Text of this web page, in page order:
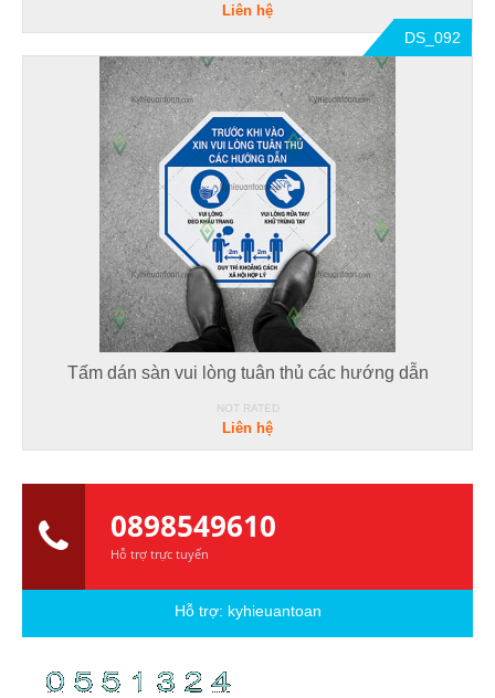
Liên hệ
DS_092
Tấm dán sàn vui lòng tuân thủ các hướng dẫn
NOT RATED
Liên hệ
0898549610
Hỗ trợ trực tuyến
Hỗ trợ: kyhieuantoan